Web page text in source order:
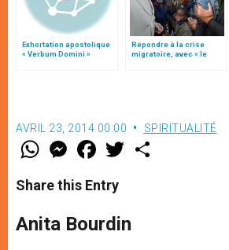
Exhortation apostolique
« Verbum Domini »
Répondre à la crise
migratoire, avec « le
AVRIL 23, 2014 00:00 SPIRITUALITÉ
W
t
s
p
p
M
e
s
e
g
e
F
a
e
b
o
k
w
r
Share this Entry
Anita Bourdin